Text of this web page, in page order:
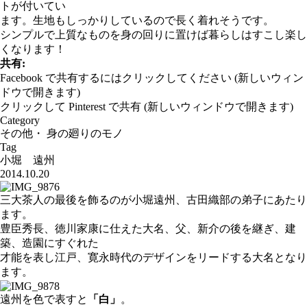
トが付いてい
ます。生地もしっかりしているので長く着れそうです。
シンプルで上質なものを身の回りに置けば暮らしはすこし楽し
くなります！
共有:
Facebook で共有するにはクリックしてください (新しいウィン
ドウで開きます)
クリックして Pinterest で共有 (新しいウィンドウで開きます)
Category
その他 ・ 身の廻りのモノ
Tag
小堀 遠州
2014.10.20
三大茶人の最後を飾るのが小堀遠州、古田織部の弟子にあたり
ます。
豊臣秀長、徳川家康に仕えた大名、父、新介の後を継ぎ、建
築、造園にすぐれた
才能を表し江戸、寛永時代のデザインをリードする大名となり
ます。
遠州を色で表すと 「白」 。